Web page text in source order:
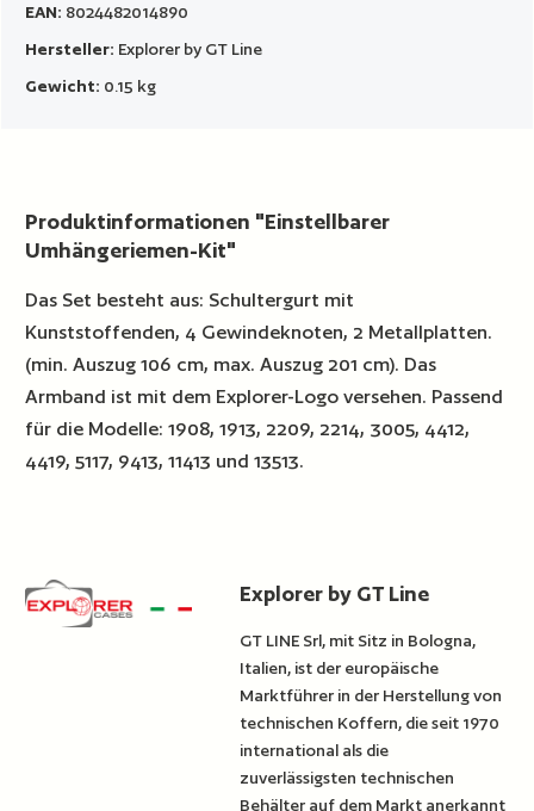
EAN: 8024482014890
Hersteller: Explorer by GT Line
Gewicht: 0.15 kg
Produktinformationen "Einstellbarer
Umhängeriemen-Kit"
Das Set besteht aus: Schultergurt mit
Kunststoffenden, 4 Gewindeknoten, 2 Metallplatten.
(min. Auszug 106 cm, max. Auszug 201 cm). Das
Armband ist mit dem Explorer-Logo versehen. Passend
für die Modelle: 1908, 1913, 2209, 2214, 3005, 4412,
4419, 5117, 9413, 11413 und 13513.
Explorer by GT Line
GT LINE Srl, mit Sitz in Bologna,
Italien, ist der europäische
Marktführer in der Herstellung von
technischen Koffern, die seit 1970
international als die
zuverlässigsten technischen
Behälter auf dem Markt anerkannt